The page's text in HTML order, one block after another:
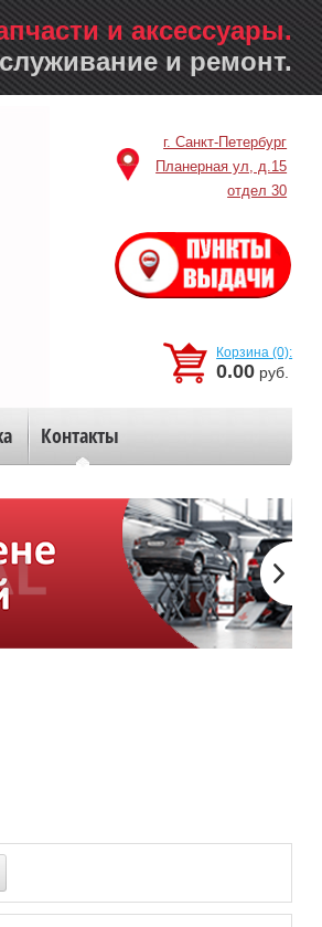
г. Санкт-Петербург
Планерная ул, д.15
отдел 30
Контакты
Корзина (0):
0.00 руб.
и аксессуары.
и ремонт.